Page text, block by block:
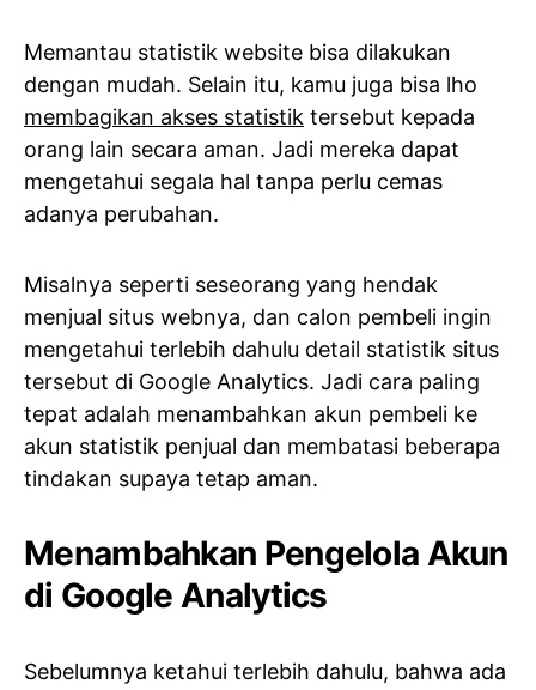
Memantau statistik website bisa dilakukan
dengan mudah. Selain itu, kamu juga bisa lho
membagikan akses statistik tersebut kepada
orang lain secara aman. Jadi mereka dapat
mengetahui segala hal tanpa perlu cemas
adanya perubahan.
Misalnya seperti seseorang yang hendak
menjual situs webnya, dan calon pembeli ingin
mengetahui terlebih dahulu detail statistik situs
tersebut di Google Analytics. Jadi cara paling
tepat adalah menambahkan akun pembeli ke
akun statistik penjual dan membatasi beberapa
tindakan supaya tetap aman.
Menambahkan Pengelola Akun
di Google Analytics
Sebelumnya ketahui terlebih dahulu, bahwa ada